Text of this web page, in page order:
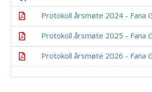
Protokoll årsmøte 2024 - Fana
Protokoll årsmøte 2025 - Fana
Protokoll årsmøte 2026 - Fana